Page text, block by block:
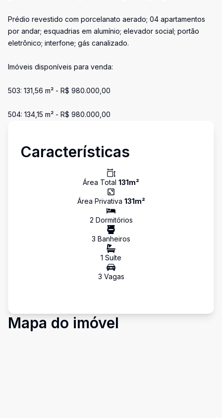
Prédio revestido com porcelanato aerado; 04 apartamentos
por andar; esquadrias em alumínio; elevador social; portão
eletrônico; interfone; gás canalizado.
Imóveis disponíveis para venda:
503: 131,56 m² - R$ 980.000,00
504: 134,15 m² - R$ 980.000,00
Características
Área Total 131m²
Área Privativa 131m²
2 Dormitórios
3 Banheiros
1 Suíte
3 Vagas
Mapa do imóvel